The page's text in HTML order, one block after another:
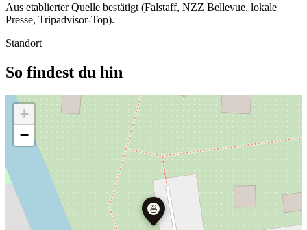
Aus etablierter Quelle bestätigt (Falstaff, NZZ Bellevue, lokale
Presse, Tripadvisor-Top).
Standort
So findest du hin
🍜
+
−